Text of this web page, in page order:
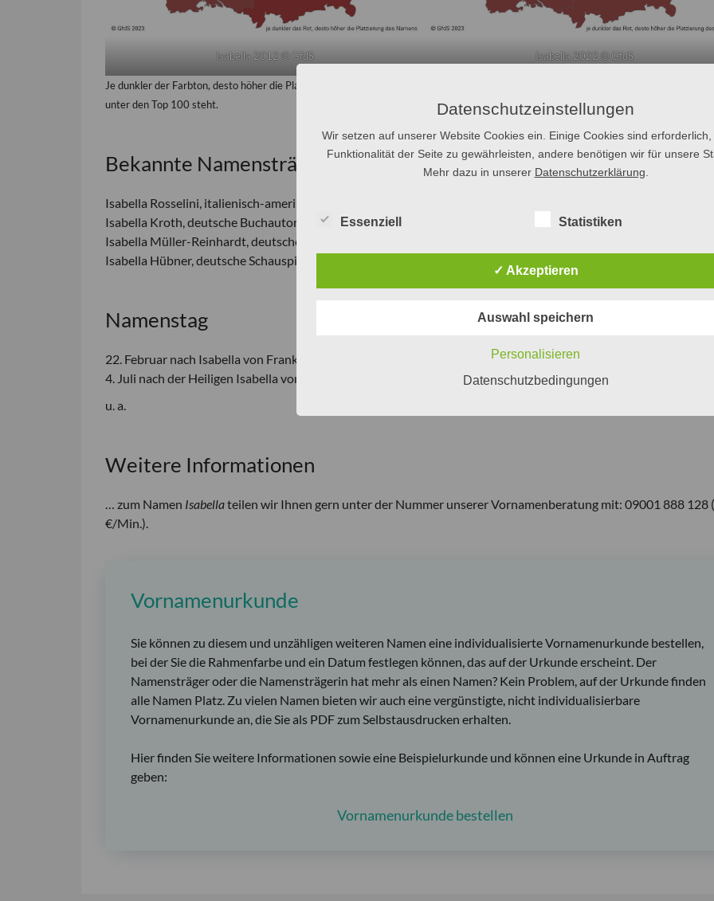
Isabella 2012 © GfdS Isabella 2022 © GfdS
Je dunkler der Farbton, desto höher die Platzierung innerhalb der Top 100. Grau gefärbt sind jene Bundesländer, in denen der Name
unter den Top 100 steht.
Bekannte Namensträgerinnen
Isabella Rosselini, italienisch-amerikanische Schauspielerin
Isabella Kroth, deutsche Buchautorin, Journalistin und Moderatorin
Isabella Müller-Reinhardt, deutsche Fernsehmoderatorin und Sportreporterin
Isabella Hübner, deutsche Schauspielerin
Namenstag
22. Februar nach Isabella von Frankreich
4. Juli nach der Heiligen Isabella von Portugal
u. a.
Weitere Informationen
… zum Namen Isabellateilen wir Ihnen gern unter der Nummer unserer Vornamenberatung mit: 09001 888 128
€/Min.).
Vornamenurkunde
Sie können zu diesem und unzähligen weiteren Namen eine individualisierte Vornamenurkunde bestellen,
bei der Sie die Rahmenfarbe und ein Datum festlegen können, das auf der Urkunde erscheint. Der
Namensträger oder die Namensträgerin hat mehr als einen Namen? Kein Problem, auf der Urkunde finden
alle Namen Platz. Zu vielen Namen bieten wir auch eine vergünstigte, nicht individualisierbare
Vornamenurkunde an, die Sie als PDF zum Selbstausdrucken erhalten.
Hier finden Sie weitere Informationen sowie eine Beispielurkunde und können eine Urkunde in Auftrag
geben:
Vornamenurkunde bestellen
Datenschutzeinstellungen
Wir setzen auf unserer Website Cookies ein. Einige Cookies sind erforderlich,
Funktionalität der Seite zu gewährleisten, andere benötigen wir für unsere
Mehr dazu in unserer Datenschutzerklärung
Essenziell Statistiken
✓ Akzeptieren
Auswahl speichern
Personalisieren
Datenschutzbedingungen